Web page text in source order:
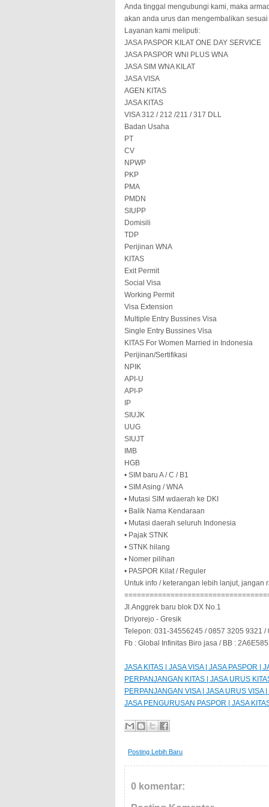
Anda tinggal mengubungi kami, maka
akan anda urus dan mengembalikan
Layanan kami meliputi:
JASA PASPOR KILAT ONE DAY SERVICE
JASA PASPOR WNI PLUS WNA
JASA SIM WNA KILAT
JASA VISA
AGEN KITAS
JASA KITAS
VISA 312 / 212 /211 / 317 DLL
Badan Usaha
PT
CV
NPWP
PKP
PMA
PMDN
SIUPP
Domisili
TDP
Perijinan WNA
KITAS
Exit Permit
Social Visa
Working Permit
Visa Extension
Multiple Entry Bussines Visa
Single Entry Bussines Visa
KITAS For Women Married in Indonesia
Perijinan/Sertifikasi
NPIK
API-U
API-P
IP
SIUJK
UUG
SIUJT
IMB
HGB
• SIM baru A / C / B1
• SIM Asing / WNA
• Mutasi SIM wdaerah ke DKI
• Balik Nama Kendaraan
• Mutasi daerah seluruh Indonesia
• Pajak STNK
• STNK hilang
• Nomer pilihan
• PASPOR Kilat / Reguler
Untuk info / keterangan lebih lanjut, jangan
Jl.Anggrek baru blok DX No.1
Driyorejo - Gresik
Telepon: 031-34556245 / 0857 3205 9321 /
Fb : Global Infinitas Biro jasa / BB :
JASA KITAS | JASA VISA | JASA PASPOR |
PERPANJANGAN KITAS | JASA URUS
PERPANJANGAN VISA | JASA URUS VISA
JASA PENGURUSAN PASPOR | JASA
Posting Lebih Baru
0 komentar: